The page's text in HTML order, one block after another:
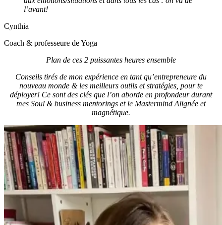
l’avant!
Cynthia
Coach & professeure de Yoga
Plan de ces 2 puissantes heures ensemble
Conseils tirés de mon expérience en tant qu’entrepreneure du
nouveau monde & les meilleurs outils et stratégies, pour te
déployer! Ce sont des clés que l’on aborde en profondeur durant
mes Soul & business mentorings et le Mastermind Alignée et
magnétique.